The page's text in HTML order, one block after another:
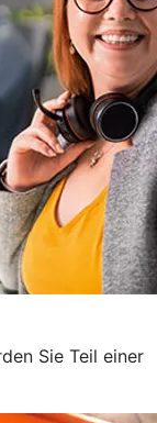
Sie Teil einer